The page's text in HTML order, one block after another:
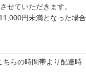
せていただきます。
円未満となった場合
ちらの時間帯より配達時